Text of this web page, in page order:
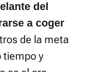
del
a coger
de la meta
tiempo y